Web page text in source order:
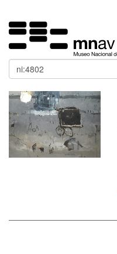
Buscar